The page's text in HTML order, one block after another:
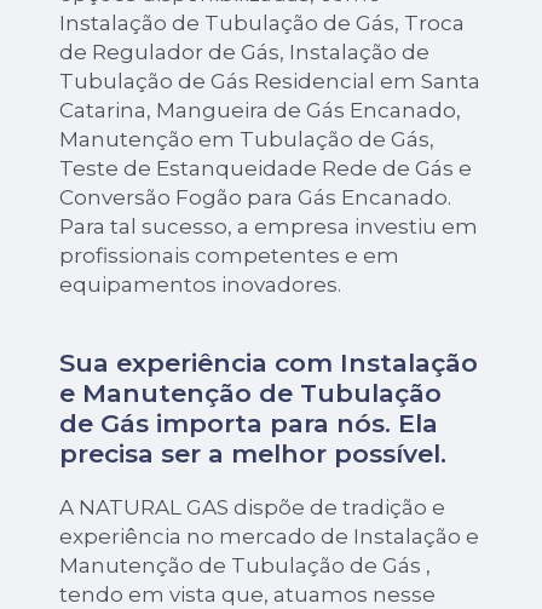
Instalação de Tubulação de Gás, Troca
de Regulador de Gás, Instalação de
Tubulação de Gás Residencial em Santa
Catarina, Mangueira de Gás Encanado,
Manutenção em Tubulação de Gás,
Teste de Estanqueidade Rede de Gás e
Conversão Fogão para Gás Encanado.
Para tal sucesso, a empresa investiu em
profissionais competentes e em
equipamentos inovadores.
Sua experiência com Instalação
e Manutenção de Tubulação
de Gás importa para nós. Ela
precisa ser a melhor possível.
A NATURAL GAS dispõe de tradição e
experiência no mercado de Instalação e
Manutenção de Tubulação de Gás ,
tendo em vista que, atuamos nesse